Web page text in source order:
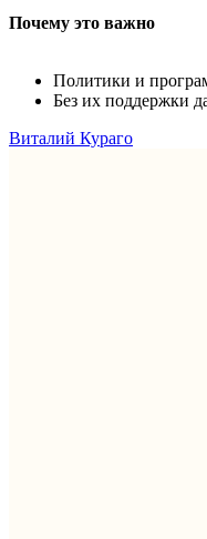
Почему это важно
Политики и
Без их поддержки
Виталий Кураго